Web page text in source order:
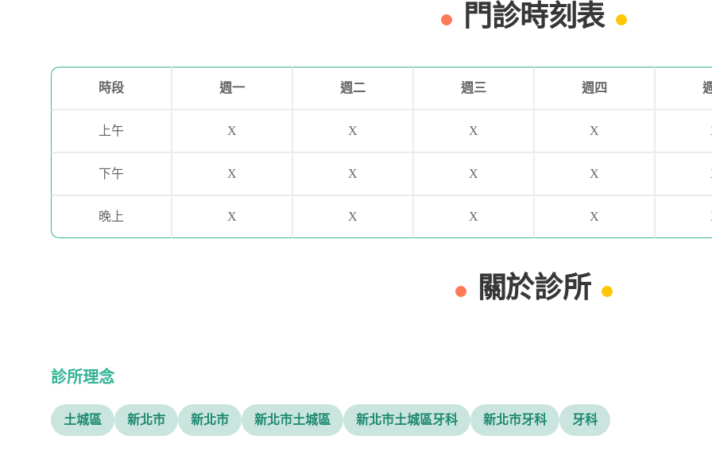
門診時刻表
時段 週一 週二 週三 週四
上午 X X X X
下午 X X X X
晚上 X X X X
關於診所
診所理念
土城區 新北市 新北市 新北市土城區 新北市土城區牙科 新北市牙科 牙科